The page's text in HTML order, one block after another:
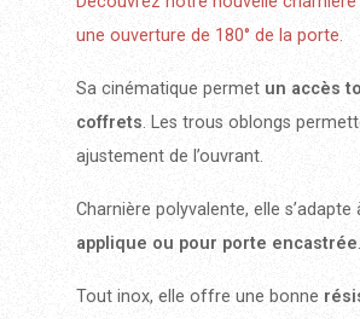
une ouverture de 180° de la porte.
Sa cinématique permet un accès
coffrets. Les trous oblongs
ajustement de l’ouvrant.
Charnière polyvalente, elle s’adapte
applique ou pour porte encastrée.
Tout inox, elle offre une bonne